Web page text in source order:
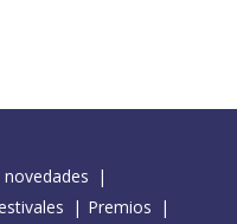
Premios